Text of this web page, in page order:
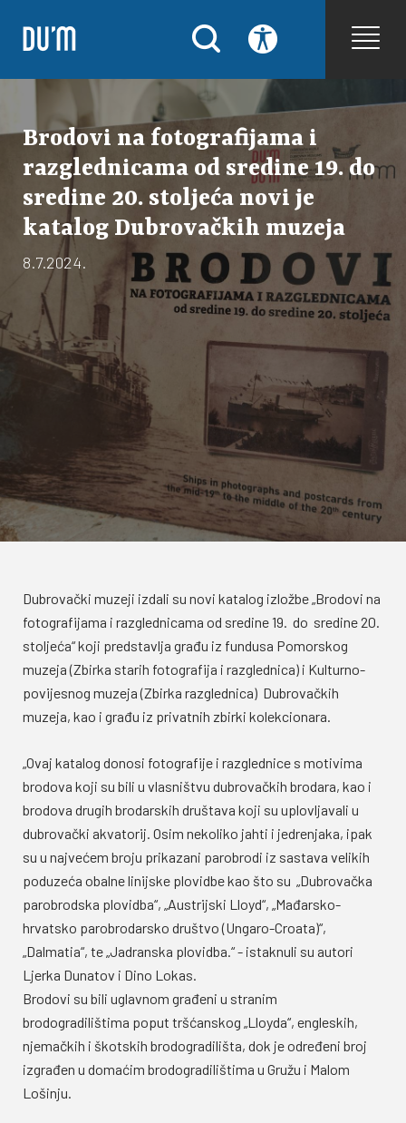
Brodovi na fotografijama i
razglednicama od sredine 19. do
sredine 20. stoljeća novi je
katalog Dubrovačkih muzeja
8.7.2024.
Dubrovački muzeji izdali su novi katalog izložbe „Brodovi na
fotografijama i razglednicama od sredine 19. do sredine 20.
stoljeća“ koji predstavlja građu iz fundusa Pomorskog
muzeja (Zbirka starih fotografija i razglednica) i Kulturno-
povijesnog muzeja (Zbirka razglednica) Dubrovačkih
muzeja, kao i građu iz privatnih zbirki kolekcionara.
„Ovaj katalog donosi fotografije i razglednice s motivima
brodova koji su bili u vlasništvu dubrovačkih brodara, kao i
brodova drugih brodarskih društava koji su uplovljavali u
dubrovački akvatorij. Osim nekoliko jahti i jedrenjaka, ipak
su u najvećem broju prikazani parobrodi iz sastava velikih
poduzeća obalne linijske plovidbe kao što su „Dubrovačka
parobrodska plovidba“, „Austrijski Lloyd“, „Mađarsko-
hrvatsko parobrodarsko društvo (Ungaro-Croata)“,
„Dalmatia“, te „Jadranska plovidba.“ - istaknuli su autori
Ljerka Dunatov i Dino Lokas.
Brodovi su bili uglavnom građeni u stranim
brodogradilištima poput tršćanskog „Lloyda“, engleskih,
njemačkih i škotskih brodogradilišta, dok je određeni broj
izgrađen u domaćim brodogradilištima u Gružu i Malom
Lošinju.